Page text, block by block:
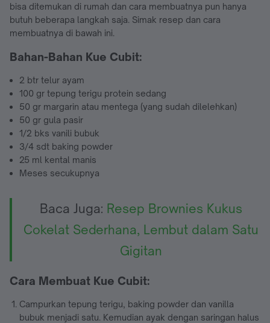
bisa ditemukan di rumah dan cara membuatnya pun hanya
butuh beberapa langkah saja. Simak resep dan cara
membuatnya di bawah ini.
Bahan-Bahan Kue Cubit:
2 btr telur ayam
100 gr tepung terigu protein sedang
50 gr margarin atau mentega (yang sudah dilelehkan)
50 gr gula pasir
1/2 bks vanili bubuk
3/4 sdt baking powder
25 ml kental manis
Meses secukupnya
Baca Juga: Resep Brownies Kukus
Cokelat Sederhana, Lembut dalam Satu
Gigitan
Cara Membuat Kue Cubit:
Campurkan tepung terigu, baking powder dan vanilla
bubuk menjadi satu. Kemudian ayak dengan saringan halus